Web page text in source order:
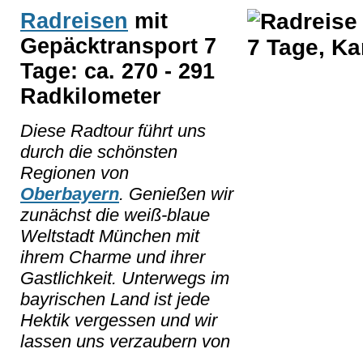
Radreisen mit
Gepäcktransport 7
Tage: ca. 270 - 291
Radkilometer
Diese Radtour führt uns
durch die schönsten
Regionen von
Oberbayern. Genießen wir
zunächst die weiß-blaue
Weltstadt München mit
ihrem Charme und ihrer
Gastlichkeit. Unterwegs im
bayrischen Land ist jede
Hektik vergessen und wir
lassen uns verzaubern von